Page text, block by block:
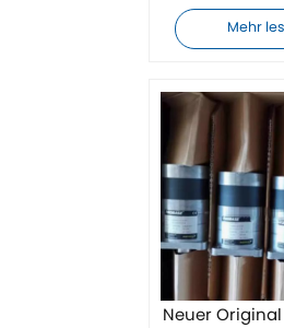
Mehr
Neuer